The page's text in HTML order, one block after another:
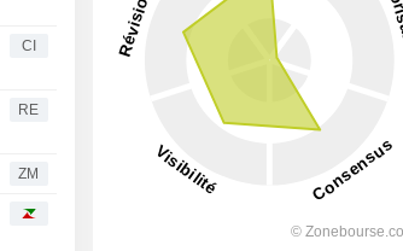
CI
RE
ZM